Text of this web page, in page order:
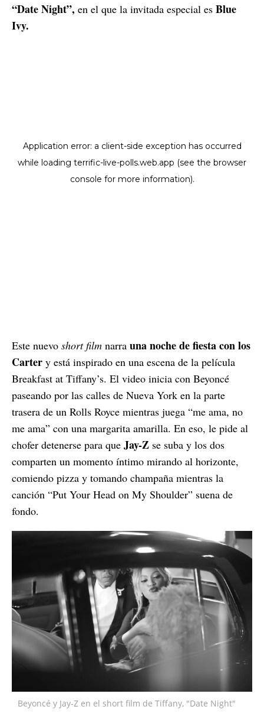
“Date Night”, en el que la invitada especial es Blue
Ivy.
Este nuevo short film narra una noche de fiesta con los
Carter y está inspirado en una escena de la película
Breakfast at Tiffany’s. El video inicia con Beyoncé
paseando por las calles de Nueva York en la parte
trasera de un Rolls Royce mientras juega “me ama, no
me ama” con una margarita amarilla. En eso, le pide al
chofer detenerse para que Jay-Z se suba y los dos
comparten un momento íntimo mirando al horizonte,
comiendo pizza y tomando champaña mientras la
canción “Put Your Head on My Shoulder” suena de
fondo.
Beyoncé y Jay-Z en el short film de Tiffany, "Date Night"